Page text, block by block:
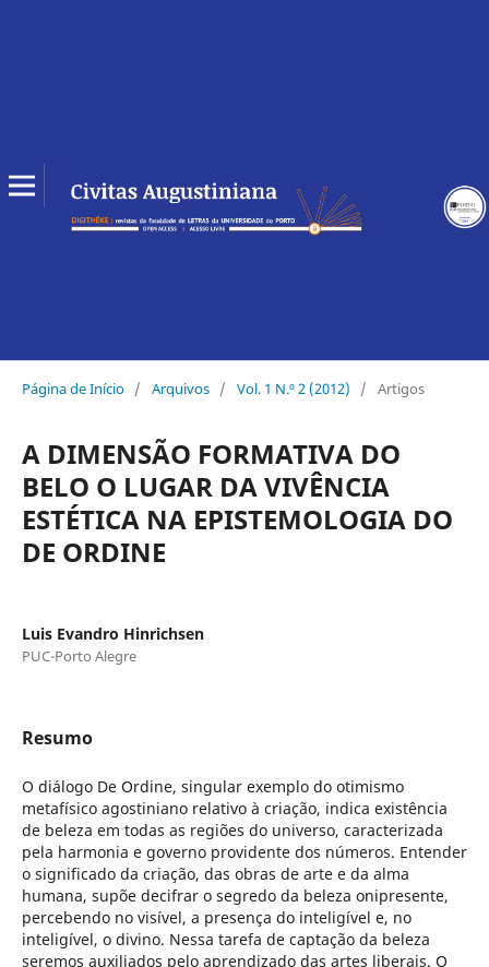
Página de Início / Arquivos / Vol. 1 N.º 2 (2012) / Artigos
A DIMENSÃO FORMATIVA DO
BELO O LUGAR DA VIVÊNCIA
ESTÉTICA NA EPISTEMOLOGIA DO
DE ORDINE
Luis Evandro Hinrichsen
PUC-Porto Alegre
Resumo
O diálogo De Ordine, singular exemplo do otimismo
metafísico agostiniano relativo à criação, indica existência
de beleza em todas as regiões do universo, caracterizada
pela harmonia e governo providente dos números. Entender
o significado da criação, das obras de arte e da alma
humana, supõe decifrar o segredo da beleza onipresente,
percebendo no visível, a presença do inteligível e, no
inteligível, o divino. Nessa tarefa de captação da beleza
seremos auxiliados pelo aprendizado das artes liberais. O